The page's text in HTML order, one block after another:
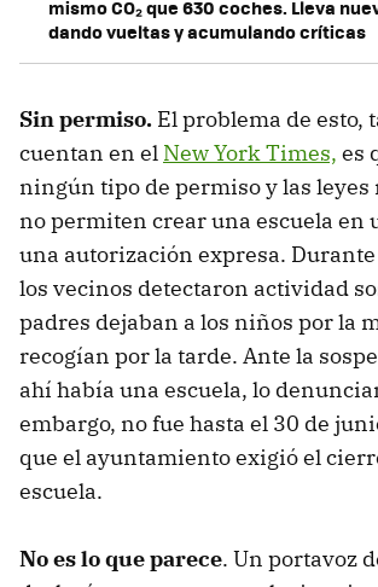
mismo CO₂ que 630 coches. Lleva
dando vueltas y acumulando críticas
Sin permiso. El problema de esto,
cuentan en el New York Times, es
ningún tipo de permiso y las
no permiten crear una escuela en
una autorización expresa.
los vecinos detectaron actividad
padres dejaban a los niños por la
recogían por la tarde. Ante la
ahí había una escuela, lo
embargo, no fue hasta el 30 de
que el ayuntamiento exigió el
escuela.
No es lo que parece. Un portavoz